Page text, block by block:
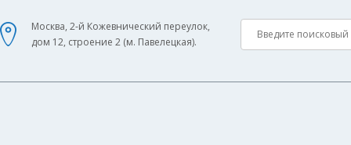
Москва, 2-й Кожевнический переулок,
дом 12, строение 2 (м. Павелецкая).